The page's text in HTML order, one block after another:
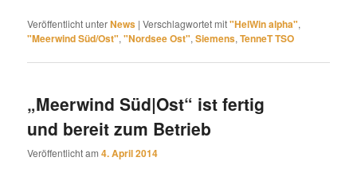
Veröffentlicht unterNews |Verschlagwortet mit"HelWin alpha",
"Meerwind Süd/Ost","Nordsee Ost",Siemens,TenneT TSO
„Meerwind Süd|Ost“ ist fertig
und bereit zum Betrieb
Veröffentlicht am4. April 2014